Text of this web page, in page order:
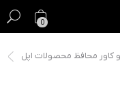
0
کاور محافظ محصولات اپل